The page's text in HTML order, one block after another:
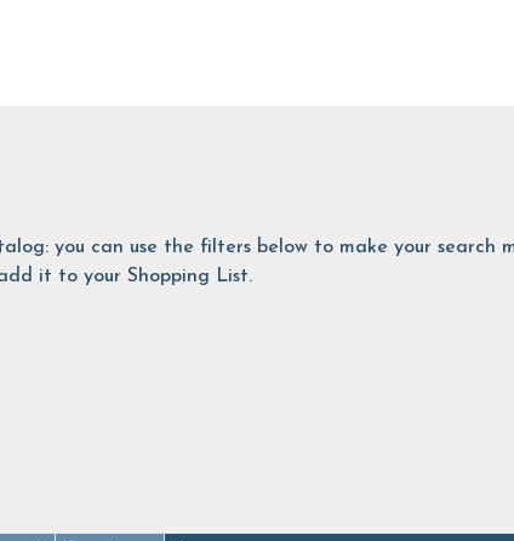
you can use the filters below to make your search
it to your Shopping List.